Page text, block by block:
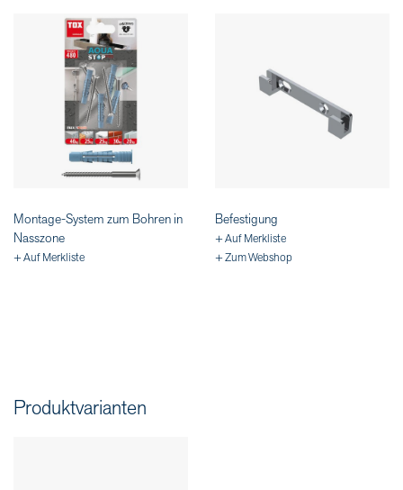
Montage-System zum Bohren in
Nasszone
+ Auf Merkliste
Befestigung
+ Auf Merkliste
+ Zum Webshop
Produktvarianten